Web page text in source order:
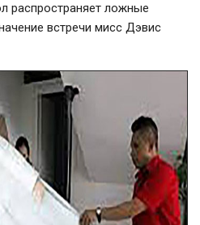
распространяет ложные
встречи мисс Дэвис